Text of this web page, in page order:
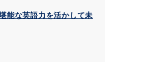
能な英語力を活かして未